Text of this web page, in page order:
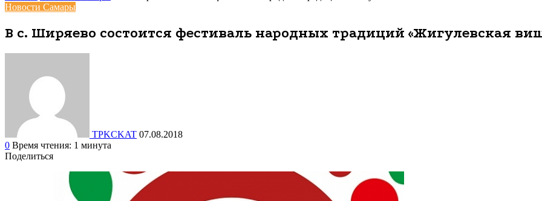
Новости Самары
В с. Ширяево состоится фестиваль народных традиций «Жигулевская
TPKCKAT 07.08.2018
0 Время чтения: 1 минута
Поделиться